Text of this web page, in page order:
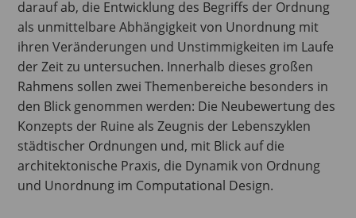
darauf ab, die Entwicklung des Begriffs der Ordnung
als unmittelbare Abhängigkeit von Unordnung mit
ihren Veränderungen und Unstimmigkeiten im Laufe
der Zeit zu untersuchen. Innerhalb dieses großen
Rahmens sollen zwei Themenbereiche besonders in
den Blick genommen werden: Die Neubewertung des
Konzepts der Ruine als Zeugnis der Lebenszyklen
städtischer Ordnungen und, mit Blick auf die
architektonische Praxis, die Dynamik von Ordnung
und Unordnung im Computational Design.